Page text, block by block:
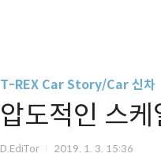
T-REX Car Story/Car 신차
압도적인 스
D.EdiTor 2019. 1. 3. 15:36